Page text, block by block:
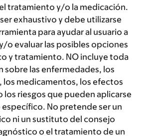
tratamiento y/o la medicación.
exhaustivo y debe utilizarse
para ayudar al usuario a
o evaluar las posibles opciones
y tratamiento. NO incluye toda
sobre las enfermedades, los
medicamentos, los efectos
los riesgos que pueden aplicarse
específico. No pretende ser un
ni un sustituto del consejo
o el tratamiento de un